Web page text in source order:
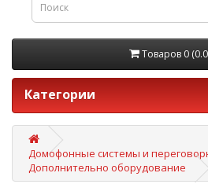
Товаров 0
Категории
Домофонные системы и
Дополнительно оборудование